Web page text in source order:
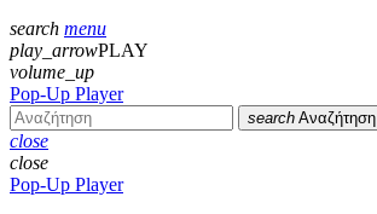
search menu
play_arrowPLAY
volume_up
Pop-Up Player
search Αναζήτηση
close
close
Pop-Up Player